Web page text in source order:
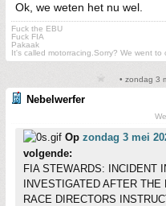
Ok, we weten het nu wel.
Fuck the EBU
Fuck FIA
Pakaak
It's called motorracing.Sorry? We went to
• zondag 3
Nebelwerfer
Op zondag 3 mei
volgende:
FIA STEWARDS: INCIDENT
INVESTIGATED AFTER
RACE DIRECTORS